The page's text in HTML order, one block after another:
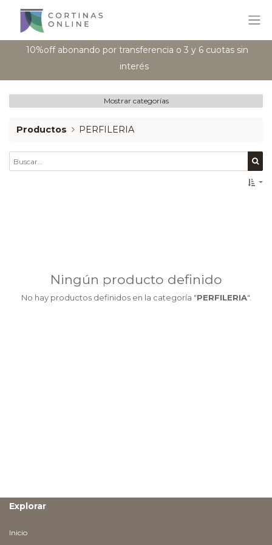
10%off abonando por transferencia o 3 y 6 cuotas sin
interés
Mostrar categorías
Productos PERFILERIA
Ningún producto definido
No hay productos definidos en la categoría "PERFILERIA".
Explorar
Inicio